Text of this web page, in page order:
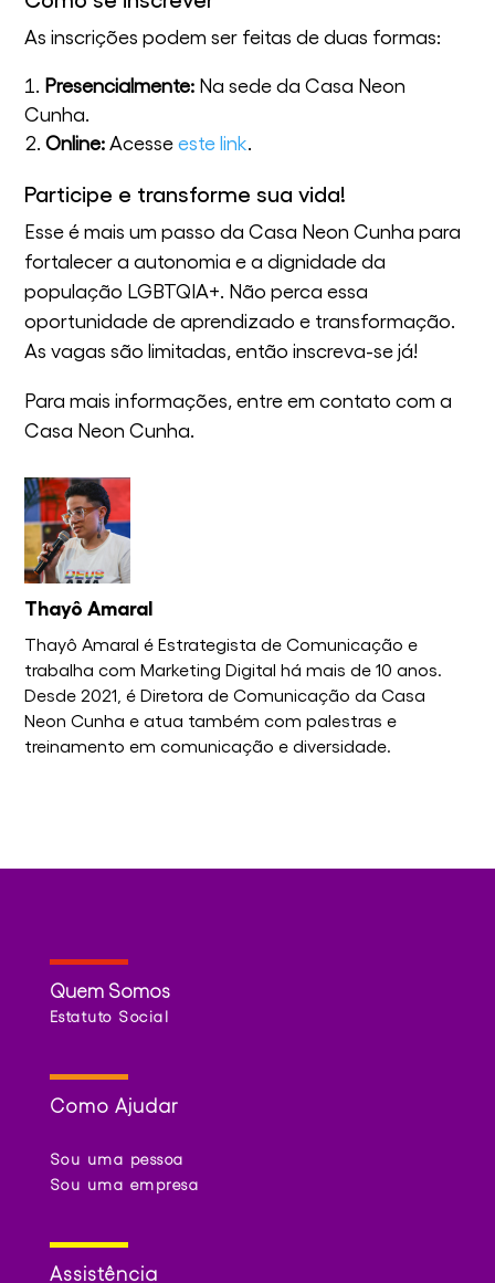
As inscrições podem ser feitas de duas formas:
Presencialmente: Na sede da Casa Neon
Cunha.
Online: Acesseeste link
Participe e transforme sua vida!
Esse é mais um passo da Casa Neon Cunha para
fortalecer a autonomia e a dignidade da
população LGBTQIA+. Não perca essa
oportunidade de aprendizado e transformação.
As vagas são limitadas, então inscreva-se já!
Para mais informações, entre em contato com a
Casa Neon Cunha.
Thayô Amaral
Thayô Amaral é Estrategista de Comunicação e
trabalha com Marketing Digital há mais de 10 anos.
Desde 2021, é Diretora de Comunicação da Casa
Neon Cunha e atua também com palestras e
treinamento em comunicação e diversidade.
Quem Somos
Estatuto Social
Como Ajudar
Sou uma pessoa
Sou uma empresa
Assistência